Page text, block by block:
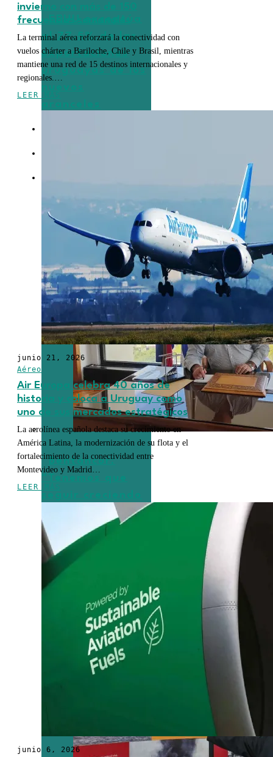
EEUU exceptúa
al 77,5% de las
exportaciones
uruguayas de los
nuevos
aranceles
Bentancor:
“Tenemos que
seguir creciendo
en generación,
porque la
demanda
también va a
crecer”
invierno con más de 150
frecuencias semanales
La terminal aérea reforzará la conectividad con
vuelos chárter a Bariloche, Chile y Brasil, mientras
mantiene una red de 15 destinos internacionales y
regionales.…
LEER MÁS
junio 21, 2026
Aéreo
Air Europa celebra 40 años de
historia y coloca a Uruguay como
uno de sus mercados estratégicos
La aerolínea española destaca su crecimiento en
América Latina, la modernización de su flota y el
fortalecimiento de la conectividad entre
Montevideo y Madrid…
LEER MÁS
junio 6, 2026